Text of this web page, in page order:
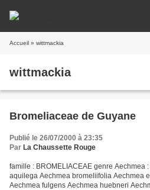
Accueil » wittmackia
wittmackia
Bromeliaceae de Guyane
Publié le 26/07/2000 à 23:35
Par La Chaussette Rouge
famille : BROMELIACEAE genre Aechmea
aquilega Aechmea bromeliifolia Aechmea
Aechmea fulgens Aechmea huebneri